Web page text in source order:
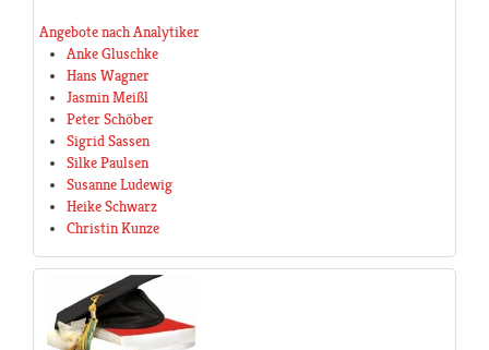
Angebote nach Analytiker
Anke Gluschke
Hans Wagner
Jasmin Meißl
Peter Schöber
Sigrid Sassen
Silke Paulsen
Susanne Ludewig
Heike Schwarz
Christin Kunze